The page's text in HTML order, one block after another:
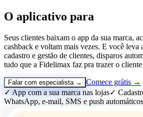
O aplicativo para
Seus clientes baixam o app da sua marca,
cashback e voltam mais vezes. E você leva
cadastro e gestão de clientes, disparos
tudo que a Fidelimax faz pra trazer o
Falar com especialista →
Comece grátis →
✓ App com a sua marca nas lojas✓
WhatsApp, e-mail, SMS e push automáticos